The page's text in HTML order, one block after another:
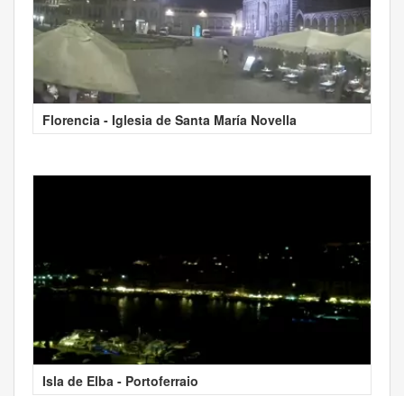
Florencia - Iglesia de Santa María Novella
Isla de Elba - Portoferraio